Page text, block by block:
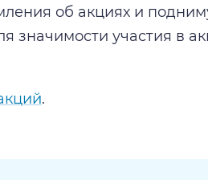
об акциях и
значимости участия в
.